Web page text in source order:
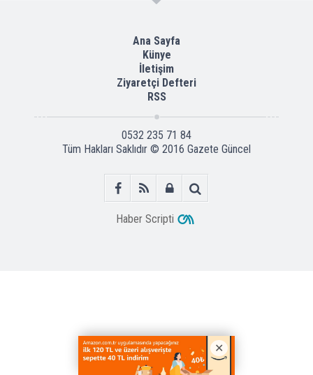
Ana Sayfa
Künye
İletişim
Ziyaretçi Defteri
RSS
0532 235 71 84
Tüm Hakları Saklıdır © 2016 Gazete Güncel
Haber Scripti